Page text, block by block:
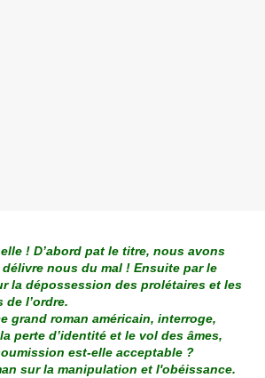
! D’abord pat le titre, nous avons
délivre nous du mal ! Ensuite par le
la dépossession des prolétaires et les
de l’ordre.
grand roman américain, interroge,
perte d’identité et le vol des âmes,
est-elle acceptable ?
sur la manipulation et l'obéissance.